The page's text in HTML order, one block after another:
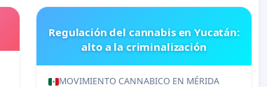
Regulación del cannabis en Yucatán:
alto a la criminalización
MOVIMIENTO CANNABICO EN MÉRIDA